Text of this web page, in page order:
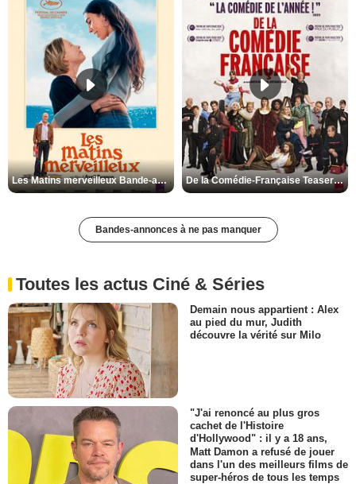
Les Matins merveilleux Bande-annonce VF De la Comédie-Française Teaser VF
Bandes-annonces à ne pas manquer
Toutes les actus Ciné & Séries
Demain nous appartient : Alex
au pied du mur, Judith
découvre la vérité sur Milo
"J'ai renoncé au plus gros
cachet de l'Histoire
d'Hollywood" : il y a 18 ans,
Matt Damon a refusé de jouer
dans l'un des meilleurs films de
super-héros de tous les temps